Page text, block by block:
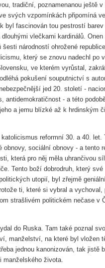
tradiční, poznamenanou ještě v
svých vzpomínkách připomíná
byl fascinován tou pestrostí barev
vlečkami kardinálů.
národností ohrožené
který se znovu nadechl po
ve kterém vyrůstal,
pokušení souputnictví s
jed 20. století -
antidemokratičnost - a této
a jemu blízké až k hrdinským
reformní 30. a 40. let.
sociální obnovy - a tento
která pro něj měla uhrančivou
Tento boží dobrodruh, který své
utopií, byl zřejmě
ti, které si vybral a vychoval,
strašlivém politickém nečase v
do Ruska. Tam také poznal
manželství, na které byl vložen
jednou kanonizován, tak jistě
života.